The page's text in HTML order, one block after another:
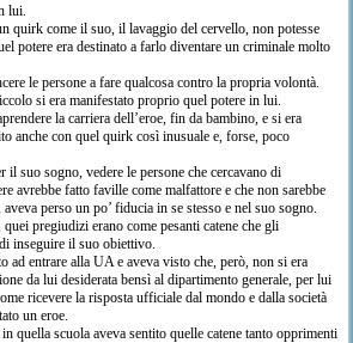
lui.
quirk come il suo, il lavaggio del cervello, non potesse
potere era destinato a farlo diventare un criminale molto
le persone a fare qualcosa contro la propria volontà.
si era manifestato proprio quel potere in lui.
la carriera dell’eroe, fin da bambino, e si era
anche con quel quirk così inusuale e, forse, poco
suo sogno, vedere le persone che cercavano di
avrebbe fatto faville come malfattore e che non sarebbe
perso un po’ fiducia in se stesso e nel suo sogno.
pregiudizi erano come pesanti catene che gli
inseguire il suo obiettivo.
ad entrare alla UA e aveva visto che, però, non si era
da lui desiderata bensì al dipartimento generale, per lui
ricevere la risposta ufficiale dal mondo e dalla società
un eroe.
quella scuola aveva sentito quelle catene tanto opprimenti